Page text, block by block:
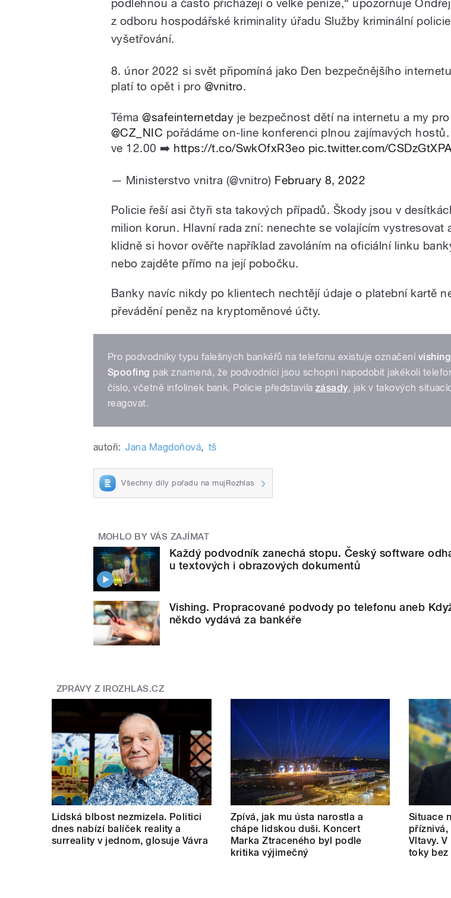
podlehnou a často přicházejí o velké peníze,“ upozorňuje
z odboru hospodářské kriminality úřadu Služby kriminální
vyšetřování.
8. únor 2022 si svět připomíná jako Den bezpečnějšího
platí to opět i pro @vnitro.
Téma@safeinternetday je bezpečnost dětí na internetu a my pro
@CZ_NIC pořádáme on-line konferenci plnou zajímavých
ve 12.00 ➡️ https://t.co/SwkOfxR3eo pic.twitter.com/
— Ministerstvo vnitra (@vnitro) February 8, 2022
Policie řeší asi čtyři sta takových případů. Škody jsou v
milion korun. Hlavní rada zní: nenechte se volajícím vystresovat
klidně si hovor ověřte například zavoláním na oficiální linku
nebo zajděte přímo na její pobočku.
Banky navíc nikdy po klientech nechtějí údaje o platební kartě
převádění peněz na kryptoměnové účty.
Pro podvodníky typu falešných bankéřů na telefonu existuje označení vishing
Spoofing pak znamená, že podvodníci jsou schopni napodobit jakékoli
číslo, včetně infolinek bank. Policie představilazásady, jak v takových
reagovat.
autoři: Jana Magdoňová, tš
Všechny díly pořadu na mujRozhlas
MOHLO BY VÁS ZAJÍMAT
Každý podvodník zanechá stopu. Český software
u textových i obrazových dokumentů
Vishing. Propracované podvody po telefonu aneb
někdo vydává za bankéře
ZPRÁVY Z IROZHLAS.CZ
Lidská blbost nezmizela. Politici
dnes nabízí balíček reality a
surreality v jednom, glosuje Vávra
Zpívá, jak mu ústa narostla a
chápe lidskou duši. Koncert
Marka Ztraceného byl podle
kritika výjimečný
Situace
Vltavy.
toky bez